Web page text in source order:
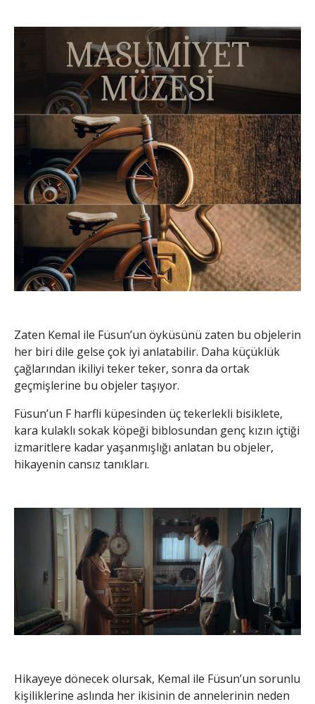
Zaten Kemal ile Füsun’un öyküsünü zaten bu objelerin
her biri dile gelse çok iyi anlatabilir. Daha küçüklük
çağlarından ikiliyi teker teker, sonra da ortak
geçmişlerine bu objeler taşıyor.
Füsun’un F harfli küpesinden üç tekerlekli bisiklete,
kara kulaklı sokak köpeği biblosundan genç kızın içtiği
izmaritlere kadar yaşanmışlığı anlatan bu objeler,
hikayenin cansız tanıkları.
Hikayeye dönecek olursak, Kemal ile Füsun’un sorunlu
kişiliklerine aslında her ikisinin de annelerinin neden